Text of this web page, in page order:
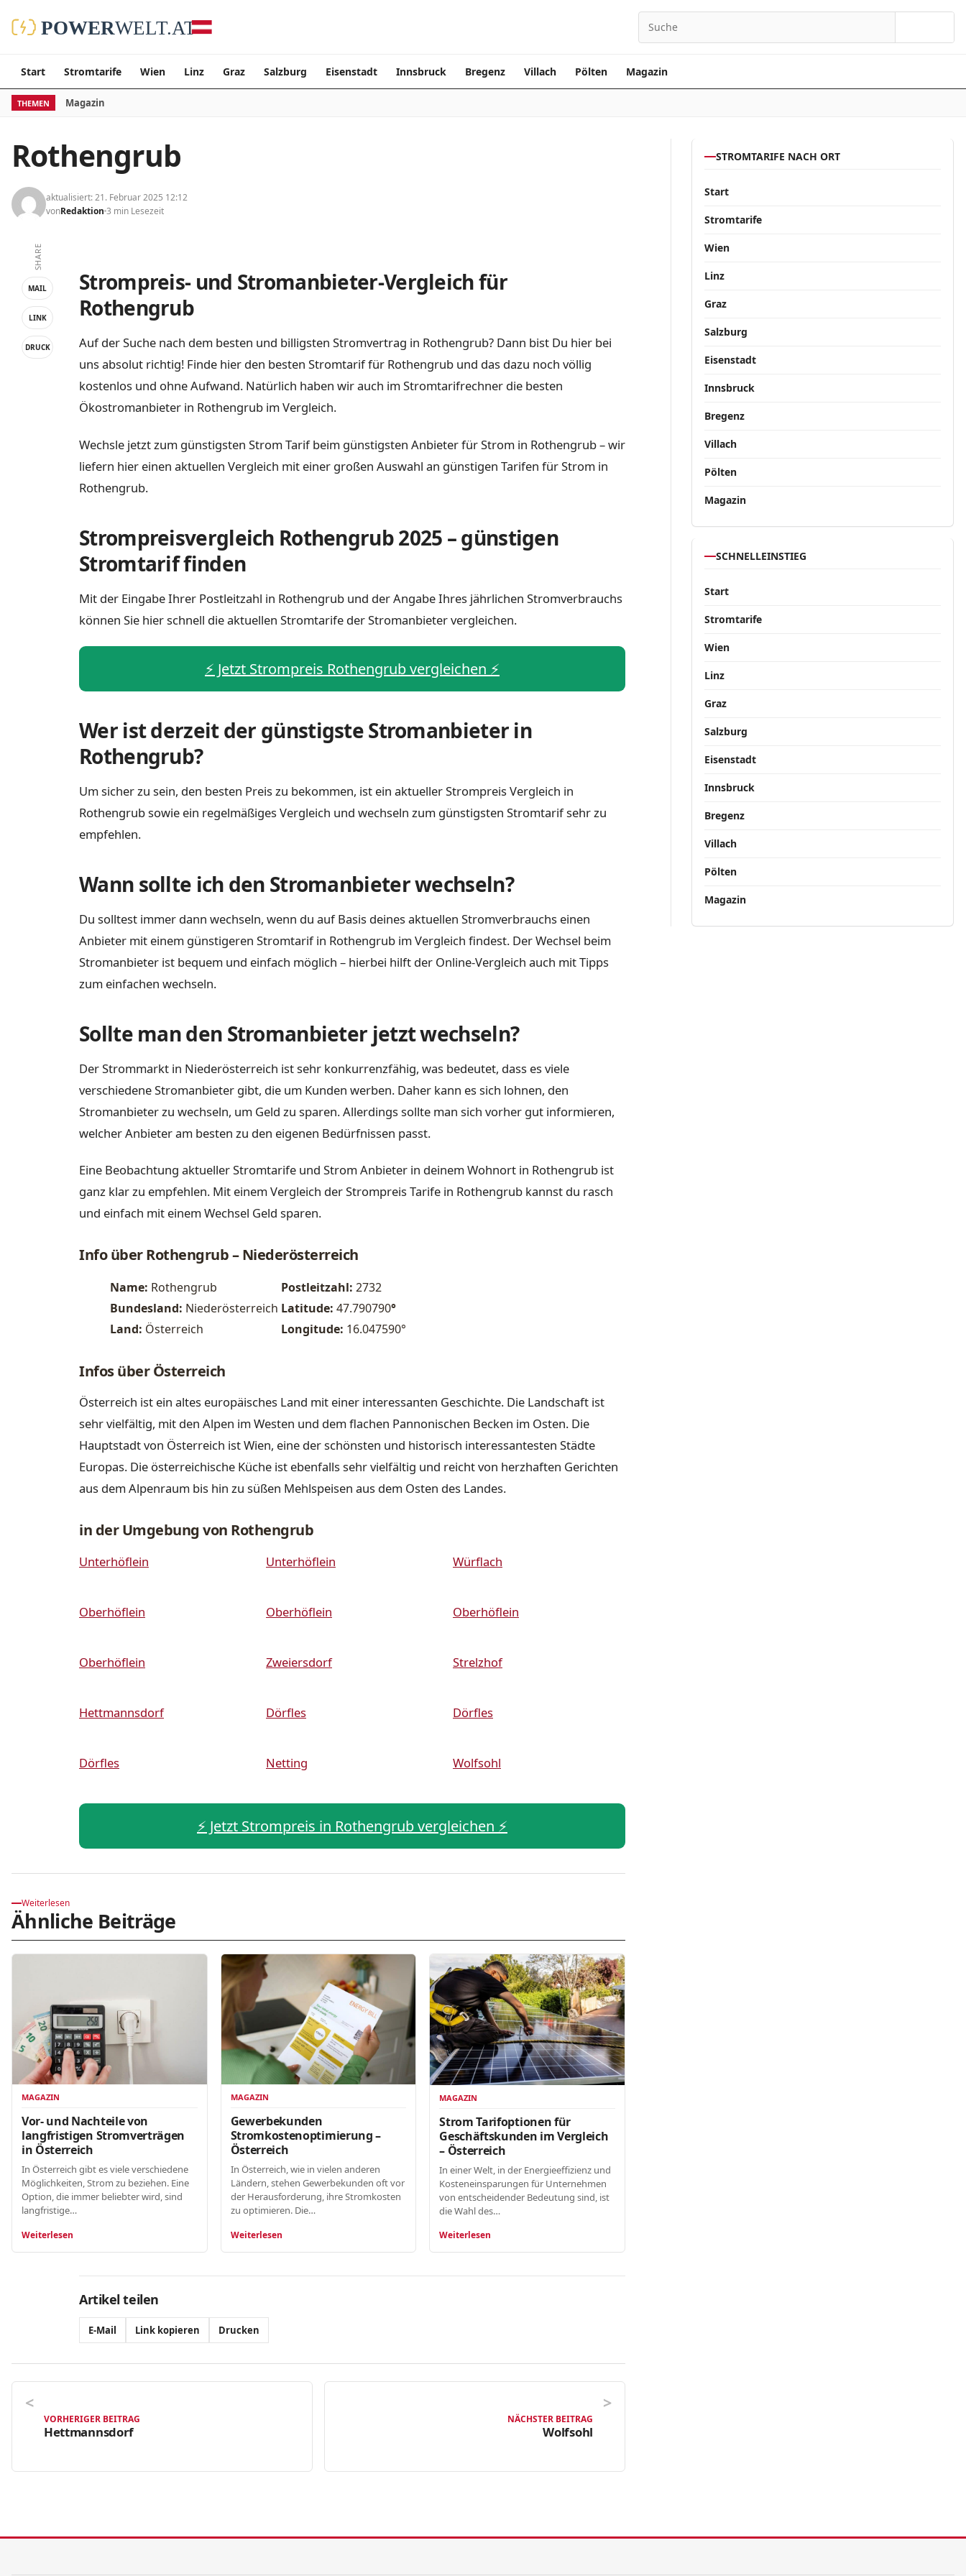
Start Stromtarife Wien Linz Graz Salzburg Eisenstadt Innsbruck Bregenz Villach Pölten Magazin
THEMEN Magazin
Rothengrub
aktualisiert: 21. Februar 2025 12:12
vonRedaktion 3 min Lesezeit
SHARE
MAIL
LINK
DRUCK
Strompreis- und Stromanbieter-Vergleich für
Rothengrub
Auf der Suche nach dem besten und billigsten Stromvertrag in Rothengrub? Dann bist Du hier bei
uns absolut richtig! Finde hier den besten Stromtarif für Rothengrub und das dazu noch völlig
kostenlos und ohne Aufwand. Natürlich haben wir auch im Stromtarifrechner die besten
Ökostromanbieter in Rothengrub im Vergleich.
Wechsle jetzt zum günstigsten Strom Tarif beim günstigsten Anbieter für Strom in Rothengrub – wir
liefern hier einen aktuellen Vergleich mit einer großen Auswahl an günstigen Tarifen für Strom in
Rothengrub.
Strompreisvergleich Rothengrub 2025 – günstigen
Stromtarif finden
Mit der Eingabe Ihrer Postleitzahl in Rothengrub und der Angabe Ihres jährlichen Stromverbrauchs
können Sie hier schnell die aktuellen Stromtarife der Stromanbieter vergleichen.
⚡️ Jetzt Strompreis Rothengrub vergleichen ⚡️
Wer ist derzeit der günstigste Stromanbieter in
Rothengrub?
Um sicher zu sein, den besten Preis zu bekommen, ist ein aktueller Strompreis Vergleich in
Rothengrub sowie ein regelmäßiges Vergleich und wechseln zum günstigsten Stromtarif sehr zu
empfehlen.
Wann sollte ich den Stromanbieter wechseln?
Du solltest immer dann wechseln, wenn du auf Basis deines aktuellen Stromverbrauchs einen
Anbieter mit einem günstigeren Stromtarif in Rothengrub im Vergleich findest. Der Wechsel beim
Stromanbieter ist bequem und einfach möglich – hierbei hilft der Online-Vergleich auch mit Tipps
zum einfachen wechseln.
Sollte man den Stromanbieter jetzt wechseln?
Der Strommarkt in Niederösterreich ist sehr konkurrenzfähig, was bedeutet, dass es viele
verschiedene Stromanbieter gibt, die um Kunden werben. Daher kann es sich lohnen, den
Stromanbieter zu wechseln, um Geld zu sparen. Allerdings sollte man sich vorher gut informieren,
welcher Anbieter am besten zu den eigenen Bedürfnissen passt.
Eine Beobachtung aktueller Stromtarife und Strom Anbieter in deinem Wohnort in Rothengrub ist
ganz klar zu empfehlen. Mit einem Vergleich der Strompreis Tarife in Rothengrub kannst du rasch
und einfach mit einem Wechsel Geld sparen.
Info über Rothengrub – Niederösterreich
Name: Rothengrub Postleitzahl: 2732
Bundesland: Niederösterreich Latitude: 47.790790°
Land: Österreich Longitude: 16.047590°
Infos über Österreich
Österreich ist ein altes europäisches Land mit einer interessanten Geschichte. Die Landschaft ist
sehr vielfältig, mit den Alpen im Westen und dem flachen Pannonischen Becken im Osten. Die
Hauptstadt von Österreich ist Wien, eine der schönsten und historisch interessantesten Städte
Europas. Die österreichische Küche ist ebenfalls sehr vielfältig und reicht von herzhaften Gerichten
aus dem Alpenraum bis hin zu süßen Mehlspeisen aus dem Osten des Landes.
in der Umgebung von Rothengrub
Unterhöflein Unterhöflein Würflach
Oberhöflein Oberhöflein Oberhöflein
Oberhöflein Zweiersdorf Strelzhof
Hettmannsdorf Dörfles Dörfles
Dörfles Netting Wolfsohl
⚡️ Jetzt Strompreis in Rothengrub vergleichen ⚡️
Weiterlesen
Ähnliche Beiträge
MAGAZIN
Vor- und Nachteile von
langfristigen Stromverträgen
in Österreich
In Österreich gibt es viele verschiedene
Möglichkeiten, Strom zu beziehen. Eine
Option, die immer beliebter wird, sind
langfristige…
Weiterlesen
MAGAZIN
Gewerbekunden
Stromkostenoptimierung –
Österreich
In Österreich, wie in vielen anderen
Ländern, stehen Gewerbekunden oft vor
der Herausforderung, ihre Stromkosten
zu optimieren. Die…
Weiterlesen
MAGAZIN
Strom Tarifoptionen für
Geschäftskunden im Vergleich
– Österreich
In einer Welt, in der Energieeffizienz und
Kosteneinsparungen für Unternehmen
von entscheidender Bedeutung sind, ist
die Wahl des…
Weiterlesen
Artikel teilen
E-Mail Link kopieren Drucken
VORHERIGER BEITRAG
Hettmannsdorf
NÄCHSTER BEITRAG
Wolfsohl
STROMTARIFE NACH ORT
Start
Stromtarife
Wien
Linz
Graz
Salzburg
Eisenstadt
Innsbruck
Bregenz
Villach
Pölten
Magazin
SCHNELLEINSTIEG
Start
Stromtarife
Wien
Linz
Graz
Salzburg
Eisenstadt
Innsbruck
Bregenz
Villach
Pölten
Magazin